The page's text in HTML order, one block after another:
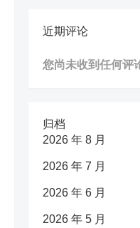
近期评论
您尚未收到任何评
归档
2026 年 8 月
2026 年 7 月
2026 年 6 月
2026 年 5 月